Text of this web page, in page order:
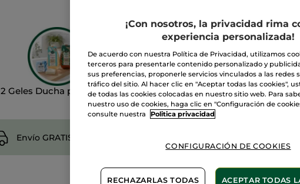
2 Geles Ducha por 10,99€ 1 + 1 GRATIS Formato viaje
Envío GRATIS a partir de 20€
¡Con nosotros, la privacidad rima
experiencia personalizada!
De acuerdo con nuestra Política de Privacidad, utilizamos
terceros para presentarle contenido personalizado y
sus preferencias, proponerle servicios vinculados a las redes
tráfico del sitio. Al hacer clic en "Aceptar todas las cookies",
de todas las cookies colocadas en nuestro sitio web. Para
nuestro uso de cookies, haga clic en "Configuración de
consulte nuestra
Politica privacidad
CONFIGURACIÓN DE COOKIES
RECHAZARLAS TODAS ACEPTAR TODAS